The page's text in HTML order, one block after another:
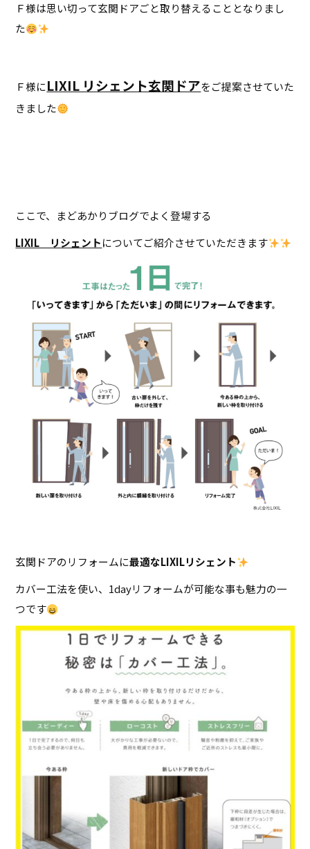
Ｆ様は思い切って玄関ドアごと取り替えることとなりまし
た
Ｆ様にLIXIL リシェント玄関ドアをご提案させていた
きました
ここで、まどあかりブログでよく登場する
LIXIL リシェントについてご紹介させていただきます
玄関ドアのリフォームに最適なLIXILリシェント
カバー工法を使い、1dayリフォームが可能な事も魅力の一
つです